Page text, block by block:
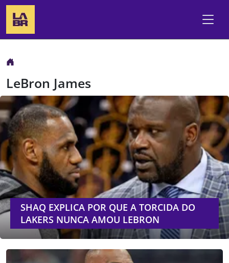
LeBron James
SHAQ EXPLICA POR QUE A TORCIDA DO
LAKERS NUNCA AMOU LEBRON